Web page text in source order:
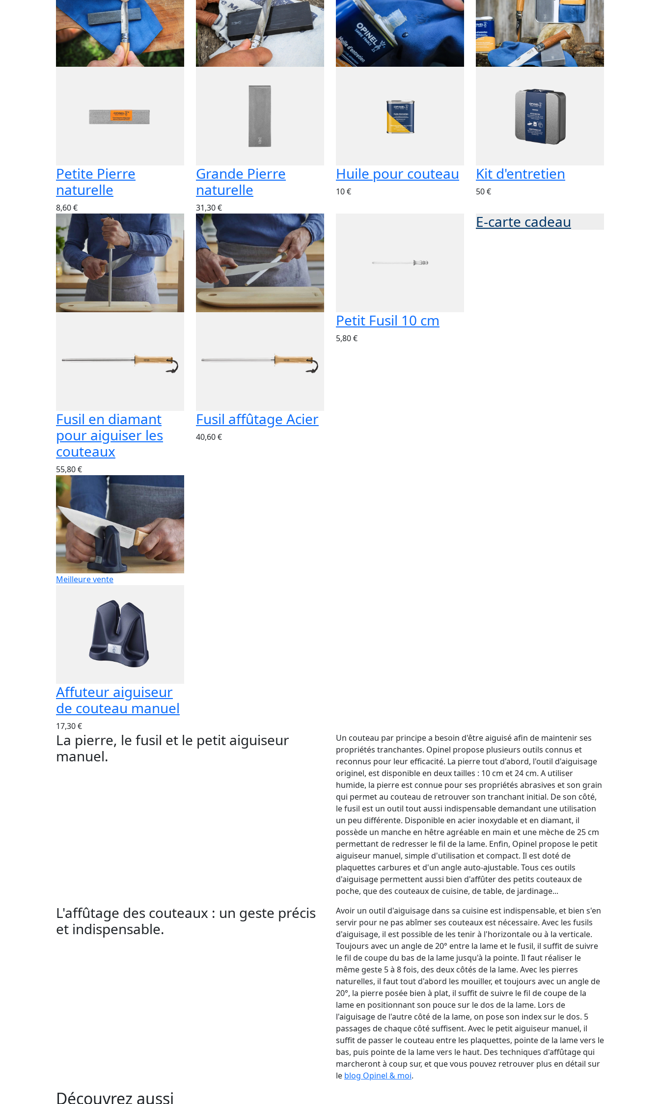
Petite Pierre
naturelle
8,60 €
Grande Pierre
naturelle
31,30 €
Huile pour couteau
10 €
Kit d'entretien
50 €
Fusil en diamant
pour aiguiser les
couteaux
55,80 €
Fusil affûtage Acier
40,60 €
Petit Fusil 10 cm
5,80 €
E-carte cadeau
Meilleure vente
Affuteur aiguiseur
de couteau manuel
17,30 €
La pierre, le fusil et le petit aiguiseur
manuel.
Un couteau par principe a besoin d'être aiguisé afin de maintenir ses
propriétés tranchantes. Opinel propose plusieurs outils connus et
reconnus pour leur efficacité. La pierre tout d'abord, l'outil d'aiguisage
originel, est disponible en deux tailles : 10 cm et 24 cm. A utiliser
humide, la pierre est connue pour ses propriétés abrasives et son grain
qui permet au couteau de retrouver son tranchant initial. De son côté,
le fusil est un outil tout aussi indispensable demandant une utilisation
un peu différente. Disponible en acier inoxydable et en diamant, il
possède un manche en hêtre agréable en main et une mèche de 25 cm
permettant de redresser le fil de la lame. Enfin, Opinel propose le petit
aiguiseur manuel, simple d'utilisation et compact. Il est doté de
plaquettes carbures et d'un angle auto-ajustable. Tous ces outils
d'aiguisage permettent aussi bien d'affûter des petits couteaux de
poche, que des couteaux de cuisine, de table, de jardinage...
L'affûtage des couteaux : un geste précis
et indispensable.
Avoir un outil d'aiguisage dans sa cuisine est indispensable, et bien s'en
servir pour ne pas abîmer ses couteaux est nécessaire. Avec les fusils
d'aiguisage, il est possible de les tenir à l'horizontale ou à la verticale.
Toujours avec un angle de 20° entre la lame et le fusil, il suffit de suivre
le fil de coupe du bas de la lame jusqu'à la pointe. Il faut réaliser le
même geste 5 à 8 fois, des deux côtés de la lame. Avec les pierres
naturelles, il faut tout d'abord les mouiller, et toujours avec un angle de
20°, la pierre posée bien à plat, il suffit de suivre le fil de coupe de la
lame en positionnant son pouce sur le dos de la lame. Lors de
l'aiguisage de l'autre côté de la lame, on pose son index sur le dos. 5
passages de chaque côté suffisent. Avec le petit aiguiseur manuel, il
suffit de passer le couteau entre les plaquettes, pointe de la lame vers le
bas, puis pointe de la lame vers le haut. Des techniques d'affûtage qui
marcheront à coup sur, et que vous pouvez retrouver plus en détail sur
le blog Opinel & moi.
Découvrez aussi